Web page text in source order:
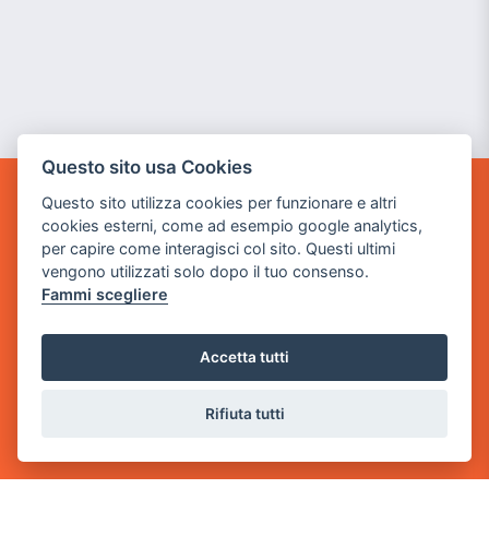
GAME WARP
BY POWER GAME SRL
Sede Legale
via Villaggio dei Platani, 3
Questo sito usa Cookies
Questo sito utilizza cookies per funzionare e altri
cookies esterni, come ad esempio google analytics,
per capire come interagisci col sito. Questi ultimi
vengono utilizzati solo dopo il tuo consenso.
Fammi scegliere
Accetta tutti
Rifiuta tutti